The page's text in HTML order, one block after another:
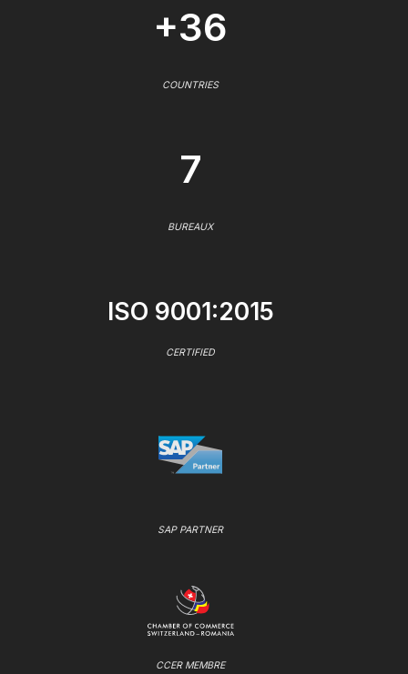
+36
COUNTRIES
7
BUREAUX
ISO 9001:2015
CERTIFIED
SAP PARTNER
CCER MEMBRE